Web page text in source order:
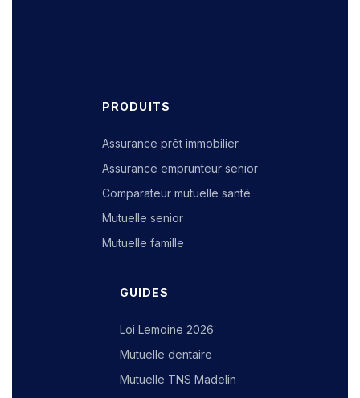
PRODUITS
Assurance prêt immobilier
Assurance emprunteur senior
Comparateur mutuelle santé
Mutuelle senior
Mutuelle famille
GUIDES
Loi Lemoine 2026
Mutuelle dentaire
Mutuelle TNS Madelin